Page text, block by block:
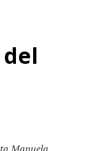
del